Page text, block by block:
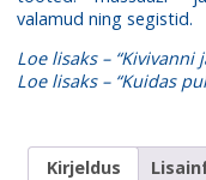
valamud ning segistid.
Loe lisaks –
Loe lisaks – “Kuidas
Kirjeldus